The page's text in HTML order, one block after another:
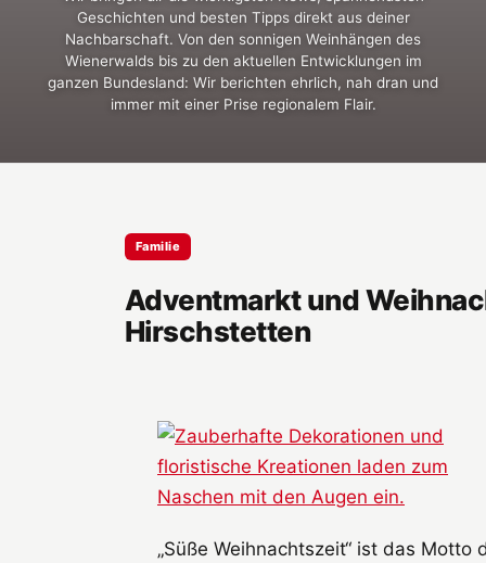
Geschichten und besten Tipps direkt aus deiner
Nachbarschaft. Von den sonnigen Weinhängen des
Wienerwalds bis zu den aktuellen Entwicklungen im
ganzen Bundesland: Wir berichten ehrlich, nah dran und
immer mit einer Prise regionalem Flair.
Familie
Adventmarkt und
Hirschstetten
„Süße Weihnachtszeit“ ist das